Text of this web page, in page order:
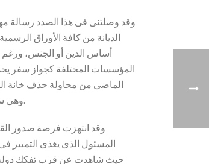
وقد وصلتنى فى هذا الصدد رسالة
الديانة من كافة الأوراق
أساس الدين أو الجنس، ورغم
المؤسسات المختلفة كجواز سفر
الماضى من محاولة حذف خانة
وهى سلطة كانت ترفض الاعتداد بمصر كدولة موحدة كما اتضح فيما بعد، ولا مجال بلا شك الآن لمواصلة نفس الأسلوب الداعى للفرقة غير الدستورية.
وقد انتهزت فرصة صدور
المسئول الذى يغذى التمييز
حيث شاهدت عن قرب تفكك دولة